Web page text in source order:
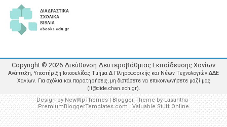
Copyright © 2026 Διεύθυνση Δευτεροβάθμιας Εκπαίδευσης Χανίων
Ανάπτυξη, Υποστήριξη Ιστοσελίδας Τμήμα Δ Πληροφορικής και Νέων Τεχνολογιών ΔΔΕ
Χανίων. Για σχόλια και παρατηρήσεις, μη διστάσετε να επικοινωνήσετε μαζί μας
(it@dide.chan.sch.gr).
Design by NewWpThemes| Blogger Theme byLasantha -
PremiumBloggerTemplates.com|Valuable Stuff Online